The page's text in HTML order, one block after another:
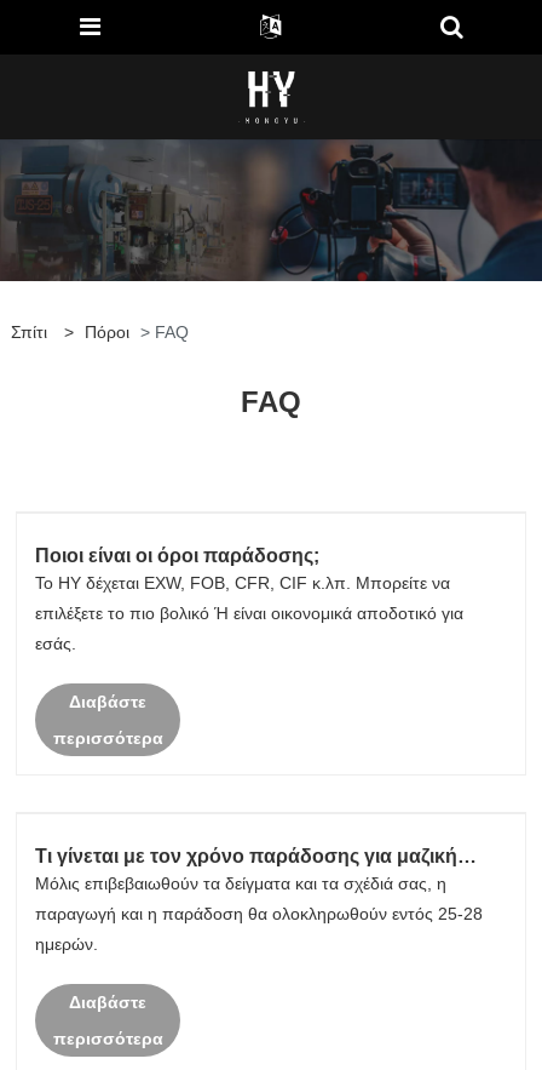
Σπίτι > Πόροι > FAQ
FAQ
Ποιοι είναι οι όροι παράδοσης;
Το HY δέχεται EXW, FOB, CFR, CIF κ.λπ. Μπορείτε να
επιλέξετε το πιο βολικό Ή είναι οικονομικά αποδοτικό για
εσάς.
Διαβάστε
περισσότερα
Τι γίνεται με τον χρόνο παράδοσης για μαζική
παραγωγή;
Μόλις επιβεβαιωθούν τα δείγματα και τα σχέδιά σας, η
παραγωγή και η παράδοση θα ολοκληρωθούν εντός 25-28
ημερών.
Διαβάστε
περισσότερα